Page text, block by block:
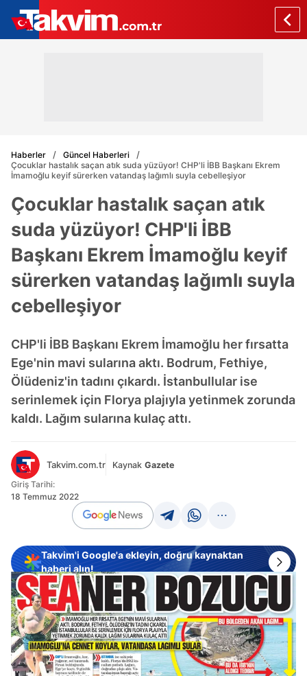
Haberler
Güncel Haberleri
Çocuklar hastalık saçan atık suda yüzüyor! CHP'li İBB Başkanı Ekrem
İmamoğlu keyif sürerken vatandaş lağımlı suyla cebelleşiyor
Çocuklar hastalık saçan atık
suda yüzüyor! CHP'li İBB
Başkanı Ekrem İmamoğlu keyif
sürerken vatandaş lağımlı suyla
cebelleşiyor
CHP'li İBB Başkanı Ekrem İmamoğlu her fırsatta
Ege'nin mavi sularına aktı. Bodrum, Fethiye,
Ölüdeniz'in tadını çıkardı. İstanbullular ise
serinlemek için Florya plajıyla yetinmek zorunda
kaldı. Lağım sularına kulaç attı.
Takvim.com.tr Kaynak Gazete
Giriş Tarihi:
18 Temmuz 2022
Takvim'i Google'a ekleyin, doğru kaynaktan
haberi alın!